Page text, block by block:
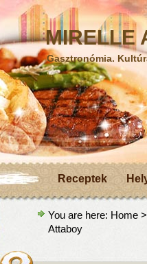
MIRELLE
Gasztronómia.
Receptek
You are here: Home
Attaboy